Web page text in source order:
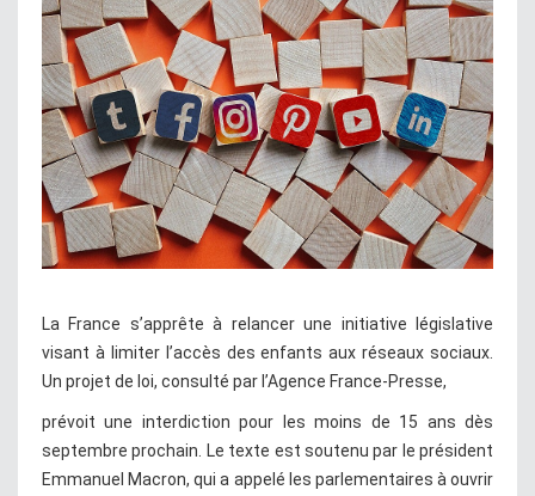
La France s’apprête à relancer une initiative législative
visant à limiter l’accès des enfants aux réseaux sociaux.
Un projet de loi, consulté par l’Agence France-Presse,
prévoit une interdiction pour les moins de 15 ans dès
septembre prochain. Le texte est soutenu par le président
Emmanuel Macron, qui a appelé les parlementaires à ouvrir